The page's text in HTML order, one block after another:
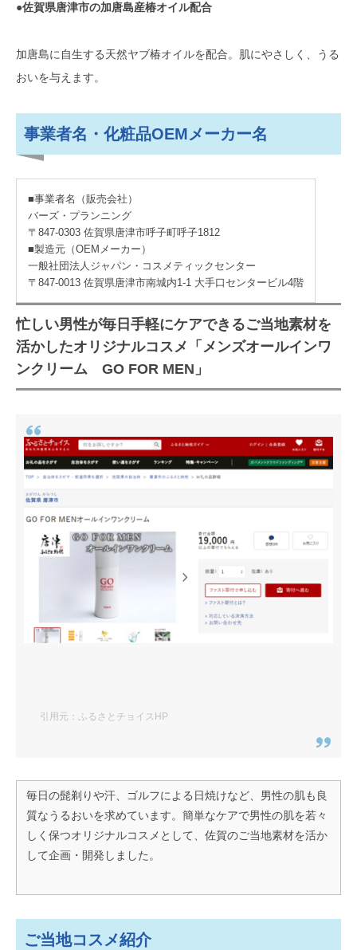
●佐賀県唐津市の加唐島産椿オイル配合
加唐島に自生する天然ヤブ椿オイルを配合。肌にやさしく、うる
おいを与えます。
事業者名・化粧品OEMメーカー名
■事業者名（販売会社）
バーズ・プランニング
〒847-0303 佐賀県唐津市呼子町呼子1812
■製造元（OEMメーカー）
一般社団法人ジャパン・コスメティックセンター
〒847-0013 佐賀県唐津市南城内1-1 大手口センタービル4階
忙しい男性が毎日手軽にケアできるご当地素材を
活かしたオリジナルコスメ「メンズオールインワ
ンクリーム GO FOR MEN」
引用元：ふるさとチョイスHP
毎日の髭剃りや汗、ゴルフによる日焼けなど、男性の肌も良
質なうるおいを求めています。簡単なケアで男性の肌を若々
しく保つオリジナルコスメとして、佐賀のご当地素材を活か
して企画・開発しました。
ご当地コスメ紹介